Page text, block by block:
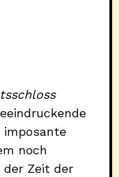
imposante
noch
der Zeit der